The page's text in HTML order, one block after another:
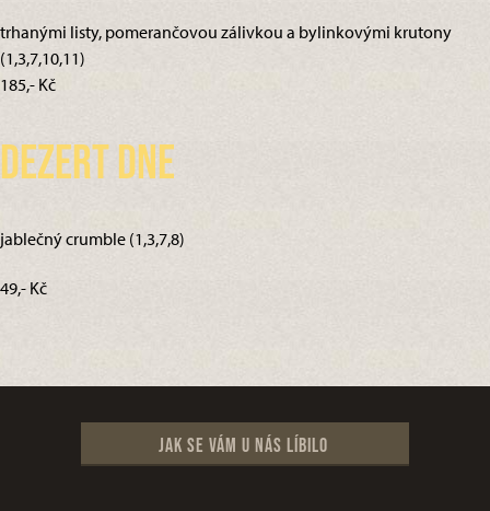
trhanými listy, pomerančovou zálivkou a bylinkovými krutony
(1,3,7,10,11)
185,- Kč
Dezert dne
jablečný crumble (1,3,7,8)
49,- Kč
Jak se vám u nás líbilo